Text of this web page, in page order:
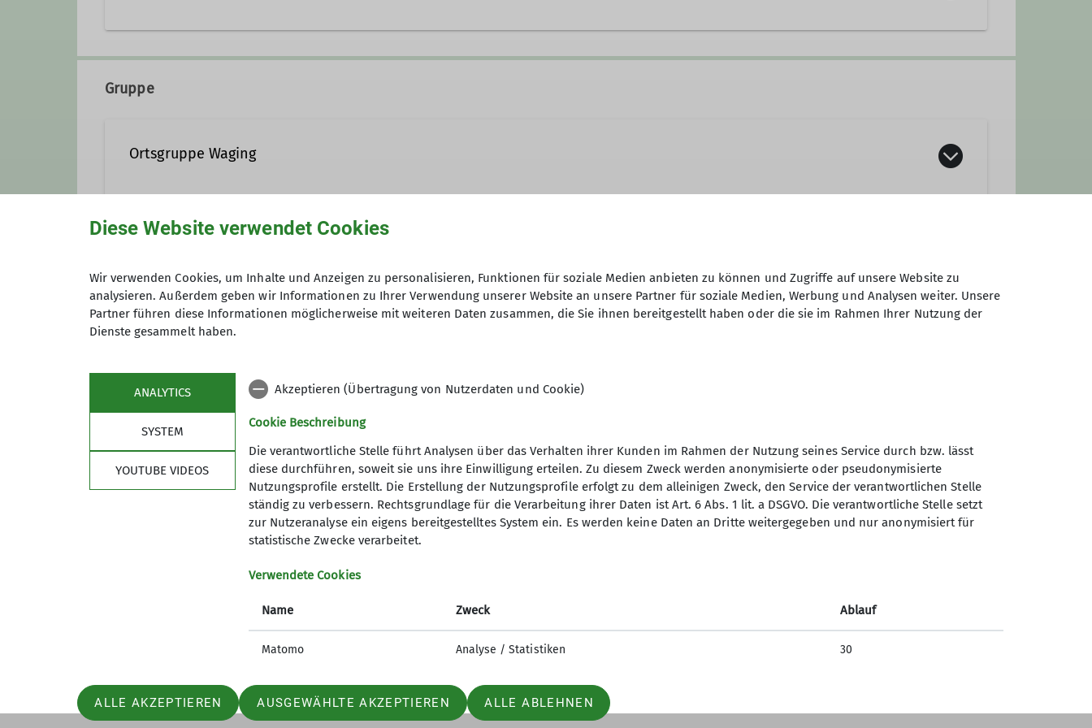
Gruppe
Ortsgruppe Waging
Maximale Teilnehmeranzahl 6
wichtige Infos
Lawinenlageberichte
Partner
Sektion Teisendorf des
Deutschen Alpenvereins e.V.
Diese Website verwendet Cookies
Wir verwenden Cookies, um Inhalte und Anzeigen zu personalisieren, Funktionen für soziale Medien anbieten zu können und Zugriffe auf unsere Website zu
analysieren. Außerdem geben wir Informationen zu Ihrer Verwendung unserer Website an unsere Partner für soziale Medien, Werbung und Analysen weiter. Unsere
Partner führen diese Informationen möglicherweise mit weiteren Daten zusammen, die Sie ihnen bereitgestellt haben oder die sie im Rahmen Ihrer Nutzung der
Dienste gesammelt haben.
ANALYTICS
SYSTEM
YOUTUBE VIDEOS
Akzeptieren (Übertragung von Nutzerdaten und Cookie)
Cookie Beschreibung
Die verantwortliche Stelle führt Analysen über das Verhalten ihrer Kunden im Rahmen der Nutzung seines Service durch bzw. lässt
diese durchführen, soweit sie uns ihre Einwilligung erteilen. Zu diesem Zweck werden anonymisierte oder pseudonymisierte
Nutzungsprofile erstellt. Die Erstellung der Nutzungsprofile erfolgt zu dem alleinigen Zweck, den Service der verantwortlichen Stelle
ständig zu verbessern. Rechtsgrundlage für die Verarbeitung ihrer Daten ist Art. 6 Abs. 1 lit. a DSGVO. Die verantwortliche Stelle setzt
zur Nutzeranalyse ein eigens bereitgestelltes System ein. Es werden keine Daten an Dritte weitergegeben und nur anonymisiert für
statistische Zwecke verarbeitet.
Verwendete Cookies
Name Zweck Ablauf
Matomo Analyse / Statistiken 30
ALLE AKZEPTIEREN AUSGEWÄHLTE AKZEPTIEREN ALLE ABLEHNEN